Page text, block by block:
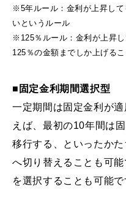
※5年ルール：金利が上昇し
いというルール
※125％ルール：金利が上昇
125％の金額までしか上げる
■固定金利期間選択型
一定期間は固定金利が
えば、最初の10年間は
移行する、といったか
へ切り替えることも可
を選択することも可能で